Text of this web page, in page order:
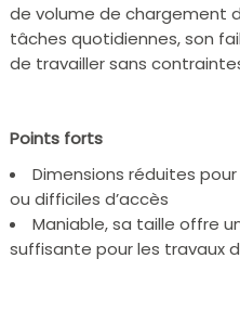
de volume de chargement
tâches quotidiennes, son
de travailler sans
Points forts
Dimensions réduites
ou difficiles d’accès
Maniable, sa taille offre
suffisante pour les travaux